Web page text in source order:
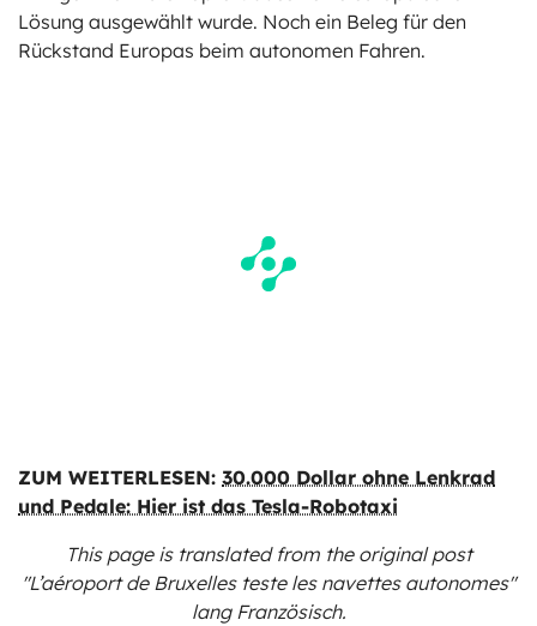
Lösung ausgewählt wurde. Noch ein Beleg für den
Rückstand Europas beim autonomen Fahren.
ZUM WEITERLESEN: 30.000 Dollar ohne Lenkrad
und Pedale: Hier ist das Tesla-Robotaxi
This page is translated from the originalpost
"L’aéroport de Bruxelles teste les navettes autonomes"
lang Französisch.